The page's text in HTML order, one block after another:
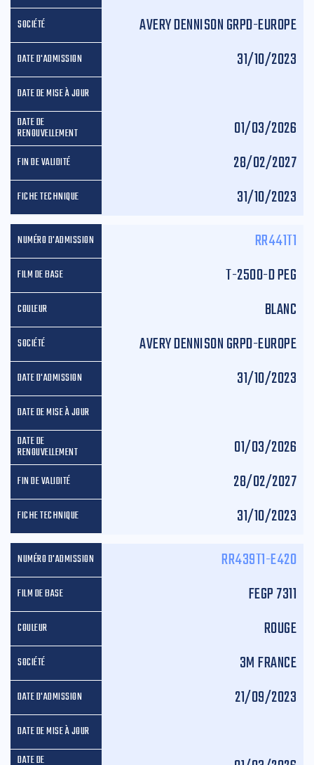
AVERY DENNISON GRPD-EUROPE
31/10/2023
01/03/2026
28/02/2027
31/10/2023
RR441T1
T-2500-D PEG
BLANC
AVERY DENNISON GRPD-EUROPE
31/10/2023
01/03/2026
28/02/2027
31/10/2023
RR439T1-E420
FEGP 7311
ROUGE
3M FRANCE
21/09/2023